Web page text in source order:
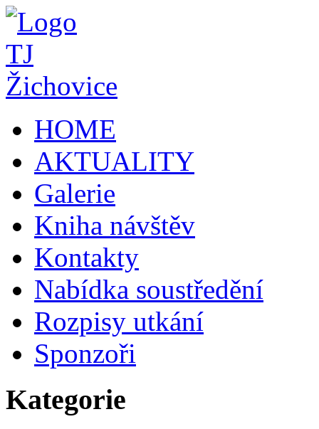
HOME
AKTUALITY
Galerie
Kniha návštěv
Kontakty
Nabídka soustředění
Rozpisy utkání
Sponzoři
Kategorie